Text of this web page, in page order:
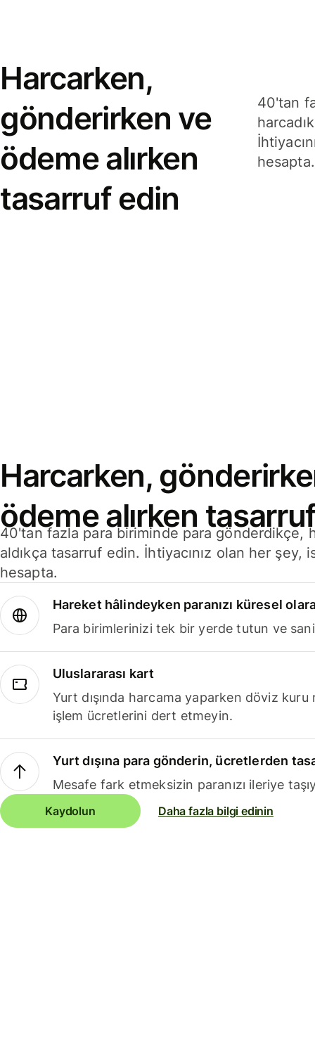
Harcarken,
gönderirken ve
ödeme alırken
tasarruf edin
40'tan
hesapta.
Harcarken,
ödeme alırken
40'tan fazla para biriminde para gönderdikçe,
aldıkça tasarruf edin. İhtiyacınız olan her
hesapta.
Hareket hâlindeyken paranızı küresel
Para birimlerinizi tek bir yerde tutun ve
Uluslararası kart
Yurt dışında harcama yaparken döviz kuru
işlem ücretlerini dert etmeyin.
Yurt dışına para gönderin, ücretlerden
Mesafe fark etmeksizin paranızı ileriye
Kaydolun Daha fazla bilgi edinin